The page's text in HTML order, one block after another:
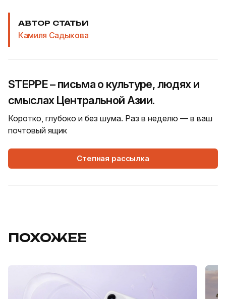
АВТОР СТАТЬИ
Камиля Садыкова
STEPPE – письма о культуре, людях и
смыслах Центральной Азии.
Коротко, глубоко и без шума. Раз в неделю — в ваш
почтовый ящик
Степная рассылка
ПОХОЖЕЕ